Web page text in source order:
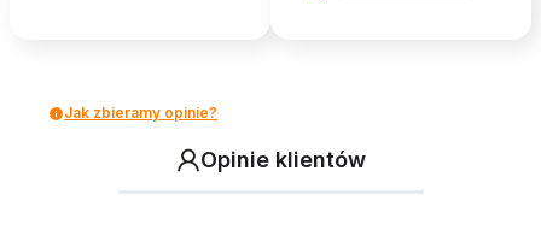
Jak zbieramy opinie?
Opinie klientów